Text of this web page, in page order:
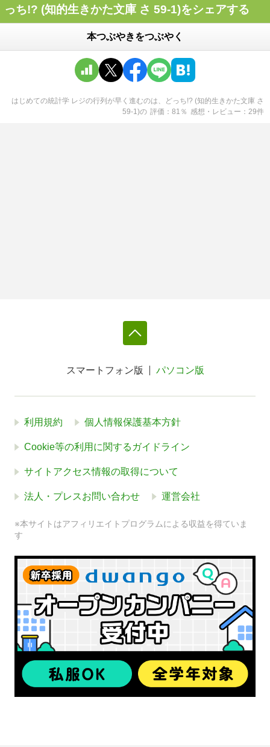
っち!? (知的生きかた文庫 さ 59-1)をシェアする
本つぶやきをつぶやく
はじめての統計学 レジの行列が早く進むのは、どっち!? (知的生きかた文庫 さ
59-1)の 評価 81 ％ 感想・レビュー 29件
スマートフォン版 パソコン版
利用規約 個人情報保護基本方針
Cookie等の利用に関するガイドライン
サイトアクセス情報の取得について
法人・プレスお問い合わせ 運営会社
※本サイトはアフィリエイトプログラムによる収益を得ていま
す